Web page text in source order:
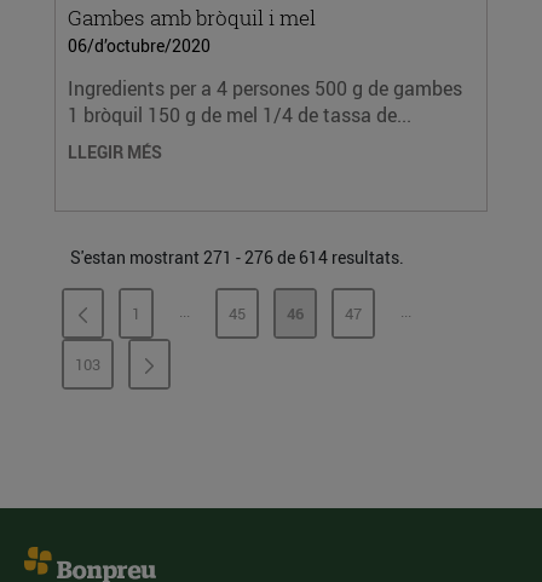
Gambes amb bròquil i mel
06/d’octubre/2020
Ingredients per a 4 persones 500 g de gambes
1 bròquil 150 g de mel 1/4 de tassa de...
LLEGIR MÉS
S'estan mostrant 271 - 276 de 614 resultats.
PÀGINA
1 ...PÀGINES INTERMÈDIES
PÀGINA
45 PÀGINA
46 PÀGINA
47 ...PÀGINES
PÀGINA
103